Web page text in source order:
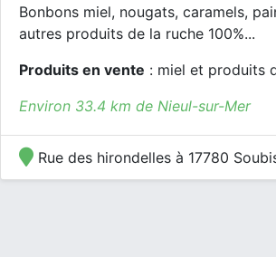
Bonbons miel, nougats, caramels,
autres produits de la ruche 100%...
Produits en vente : miel et produits
Environ 33.4 km de Nieul-sur-Mer
Rue des hirondelles à 17780